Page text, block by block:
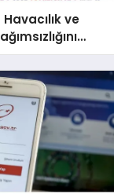
ve
Yarışma:
Yapay Zeka